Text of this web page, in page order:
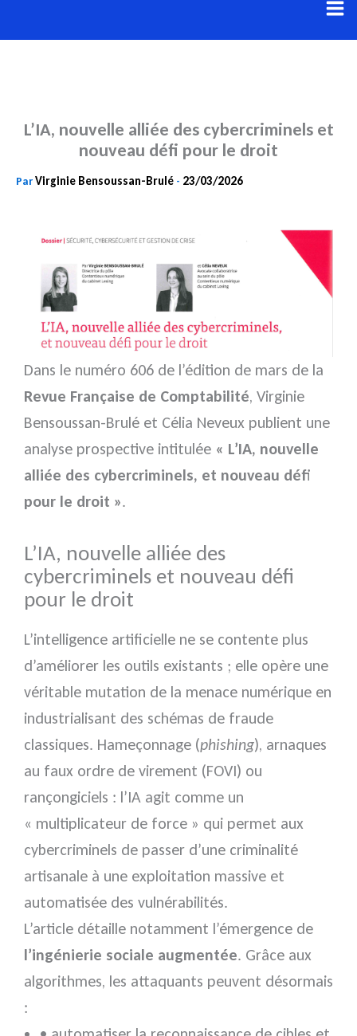
au
L’IA, nouvelle alliée des cybercriminels et
nouveau défi pour le droit
ParVirginie Bensoussan-Brulé - 23/03/2026
Dans le numéro 606 de l’édition de mars de la
Revue Française de Comptabilité, Virginie
Bensoussan-Brulé et Célia Neveux publient une
analyse prospective intitulée « L’IA, nouvelle
alliée des cybercriminels, et nouveau défi
pour le droit ».
L’IA, nouvelle alliée des
cybercriminels et nouveau défi
pour le droit
L’intelligence artificielle ne se contente plus
d’améliorer les outils existants ; elle opère une
véritable mutation de la menace numérique en
industrialisant des schémas de fraude
classiques. Hameçonnage (phishing), arnaques
au faux ordre de virement (FOVI) ou
rançongiciels : l’IA agit comme un
« multiplicateur de force » qui permet aux
cybercriminels de passer d’une criminalité
artisanale à une exploitation massive et
automatisée des vulnérabilités.
L’article détaille notamment l’émergence de
l’ingénierie sociale augmentée. Grâce aux
algorithmes, les attaquants peuvent désormais
: